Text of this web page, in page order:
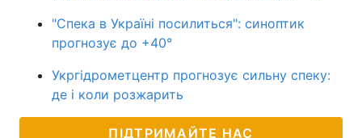
"Спека в Україні посилиться": синоптик
прогнозує до +40°
Укргідрометцентр прогнозує сильну спеку:
де і коли розжарить
ПІДТРИМАЙТЕ НАС